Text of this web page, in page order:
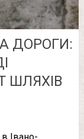
ДОРОГИ:
ШЛЯХІВ